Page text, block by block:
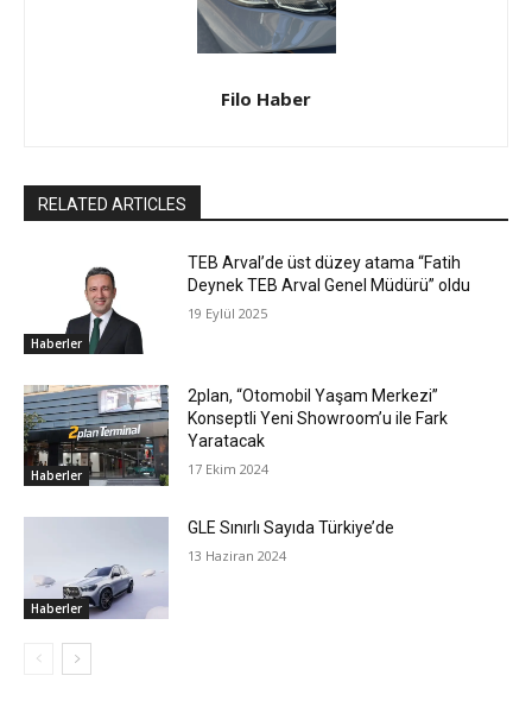
Filo Haber
RELATED ARTICLES
Haberler
TEB Arval’de üst düzey atama “Fatih
Deynek TEB Arval Genel Müdürü” oldu
19 Eylül 2025
Haberler
2plan, “Otomobil Yaşam Merkezi”
Konseptli Yeni Showroom’u ile Fark
Yaratacak
17 Ekim 2024
Haberler
GLE Sınırlı Sayıda Türkiye’de
13 Haziran 2024